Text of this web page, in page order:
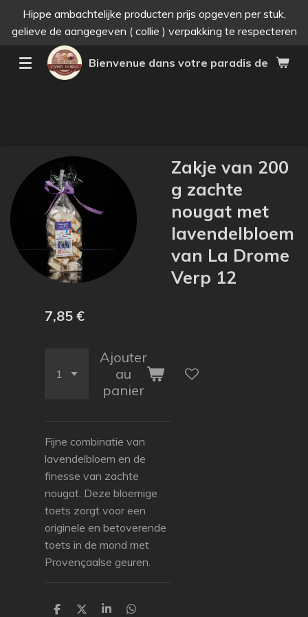
Passer
au
principal
Bienvenue dans votre paradis des
Hippe ambachtelijke producten prijs opgeven per stuk,
gelieve de aangegeven ( collie ) verpakking te respecteren
Zakje van 200
g zachte
nougat met
lavendelbloem
van La Drome
Verp 12
7,85 €
Ajouter
au
panier
Fijne combinatie van
lavendelbloem en de
finesse van zachte
nougat. Deze bloemige
toets zorgt voor een
originele en betoverende
toets in de mond met
Provençaalse geuren.
P P P P